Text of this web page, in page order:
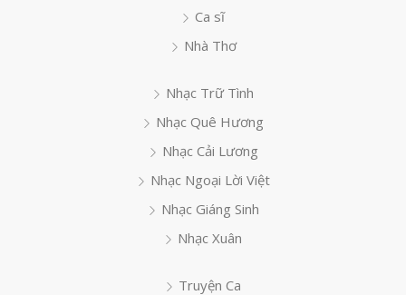
Ca sĩ
Nhà Thơ
Nhạc Trữ Tình
Nhạc Quê Hương
Nhạc Cải Lương
Nhạc Ngoại Lời Việt
Nhạc Giáng Sinh
Nhạc Xuân
Truyện Ca